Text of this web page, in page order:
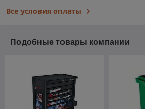
Все условия оплаты
Подобные товары компании